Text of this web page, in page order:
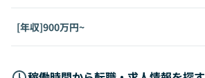
[年収]900万円~